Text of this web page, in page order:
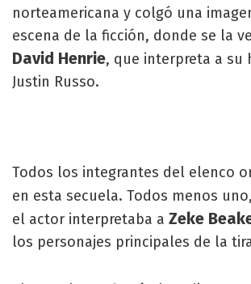
norteamericana y colgó una
escena de la ficción, donde se la
David Henrie, que interpreta a su
Justin Russo.
Todos los integrantes del elenco
en esta secuela. Todos menos uno,
el actor interpretaba a Zeke
los personajes principales de la